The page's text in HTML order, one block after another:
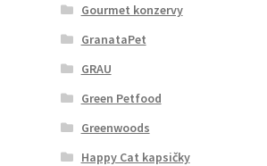
Gourmet konzervy
GranataPet
GRAU
Green Petfood
Greenwoods
Happy Cat kapsičky